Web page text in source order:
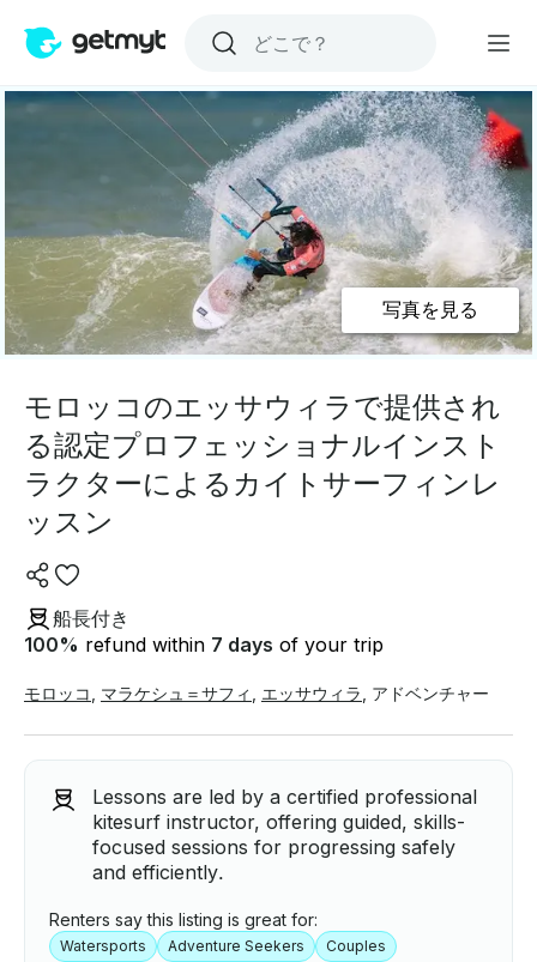
写真を見る
モロッコのエッサウィラで提供され
る認定プロフェッショナルインスト
ラクターによるカイトサーフィンレ
ッスン
船長付き
100% refund within 7 days of your trip
モロッコ マラケシュ＝サフィ エッサウィラ アドベンチャー
Lessons are led by a certified professional
kitesurf instructor, offering guided, skills-
focused sessions for progressing safely
and efficiently.
Renters say this listing is great for:
Watersports Adventure Seekers
Couples